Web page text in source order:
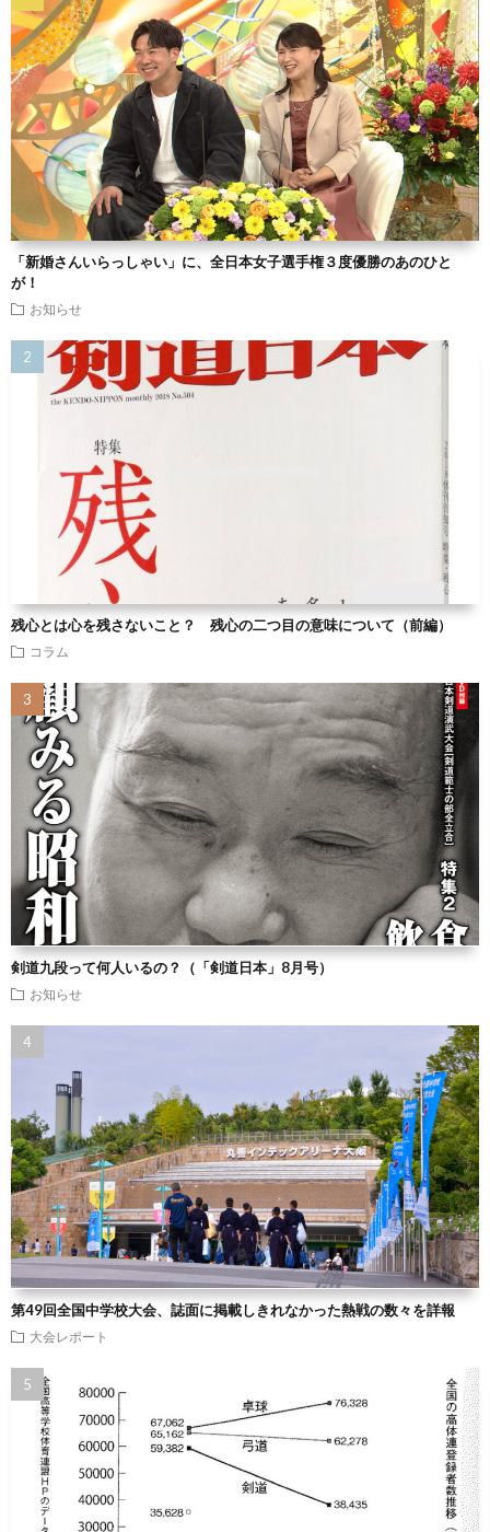
「新婚さんいらっしゃい」に、全日本女子選手権３度優勝のあのひと
が！
お知らせ
残心とは心を残さないこと？ 残心の二つ目の意味について（前編）
コラム
剣道九段って何人いるの？（「剣道日本」8月号）
お知らせ
第49回全国中学校大会、誌面に掲載しきれなかった熱戦の数々を詳報
大会レポート